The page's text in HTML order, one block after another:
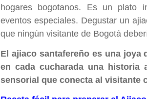
hogares bogotanos. Es un plato
eventos especiales. Degustar un
que ningún visitante de Bogotá
El ajiaco santafereño es una joya
en cada cucharada una historia
sensorial que conecta al visitante